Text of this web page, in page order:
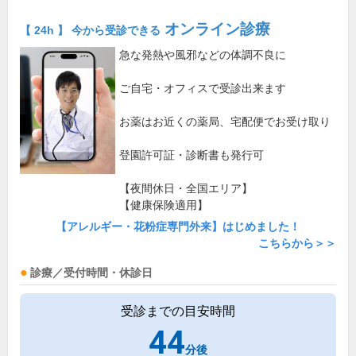
【 24h 】 今から受診できる オンライン診療
急な発熱や風邪などの体調不良に
ご自宅・オフィスで受診出来ます
お薬はお近くの薬局、宅配便でお受け取り
登園許可証・診断書も発行可
【夜間休日・全国エリア】
【健康保険適用】
【アレルギー・花粉症専門外来】はじめました！
こちらから＞＞
診療／受付時間・休診日
受診までの目安時間
44分後